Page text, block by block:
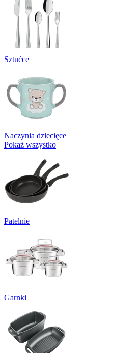
Sztućce
Naczynia dziecięce
Pokaż wszystko
Patelnie
Garnki